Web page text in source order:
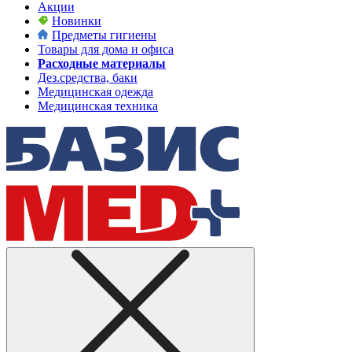
Акции
Новинки
Предметы гигиены
Товары для дома и офиса
Расходные материалы
Дез.средства, баки
Медицинская одежда
Медицинская техника